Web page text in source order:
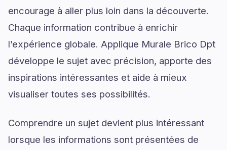
encourage à aller plus loin dans la découverte.
Chaque information contribue à enrichir
l’expérience globale. Applique Murale Brico Dpt
développe le sujet avec précision, apporte des
inspirations intéressantes et aide à mieux
visualiser toutes ses possibilités.
Comprendre un sujet devient plus intéressant
lorsque les informations sont présentées de